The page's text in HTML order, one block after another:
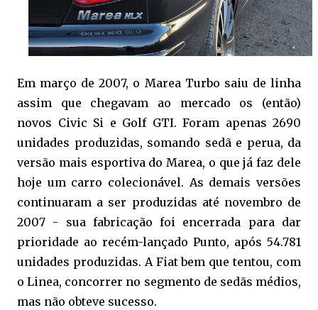
Em março de 2007, o Marea Turbo saiu de linha
assim que chegavam ao mercado os (então)
novos Civic Si e Golf GTI. Foram apenas 2690
unidades produzidas, somando sedã e perua, da
versão mais esportiva do Marea, o que já faz dele
hoje um carro colecionável. As demais versões
continuaram a ser produzidas até novembro de
2007 - sua fabricação foi encerrada para dar
prioridade ao recém-lançado Punto, após 54.781
unidades produzidas. A Fiat bem que tentou, com
o Linea, concorrer no segmento de sedãs médios,
mas não obteve sucesso.